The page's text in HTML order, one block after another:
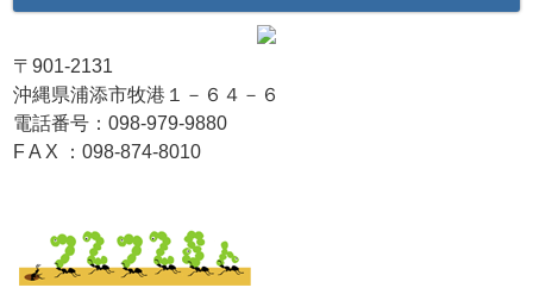
〒901-2131
沖縄県浦添市牧港１－６４－６
電話番号：098-979-9880
F A X ：098-874-8010